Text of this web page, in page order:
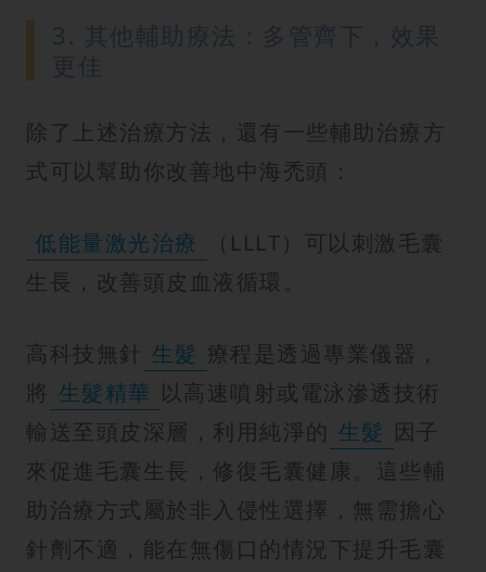
除了上述治療方法，還有一些輔助治療方
式可以幫助你改善地中海禿頭：
低能量激光治療
（LLLT）可以刺激毛囊
生長，改善頭皮血液循環。
高科技無針 生髮 療程是透過專業儀器，
將 生髮精華 以高速噴射或電泳滲透技術
輸送至頭皮深層，利用純淨的 生髮 因子
來促進毛囊生長，修復毛囊健康。這些輔
助治療方式屬於非入侵性選擇，無需擔心
針劑不適，能在無傷口的情況下提升毛囊